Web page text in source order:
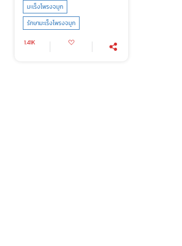
มะเร็งโพรงจมูก
รักษามะเร็งโพรงจมูก
1.41K